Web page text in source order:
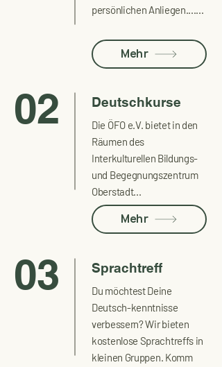
persönlichen Anliegen.......
Mehr
02 Deutschkurse
Die ÖFO e.V. bietet in den
Räumen des
Interkulturellen Bildungs-
und Begegnungszentrum
Oberstadt...
Mehr
03 Sprachtreff
Du möchtest Deine
Deutsch-kenntnisse
verbessern? Wir bieten
kostenlose Sprachtreffs in
kleinen Gruppen. Komm